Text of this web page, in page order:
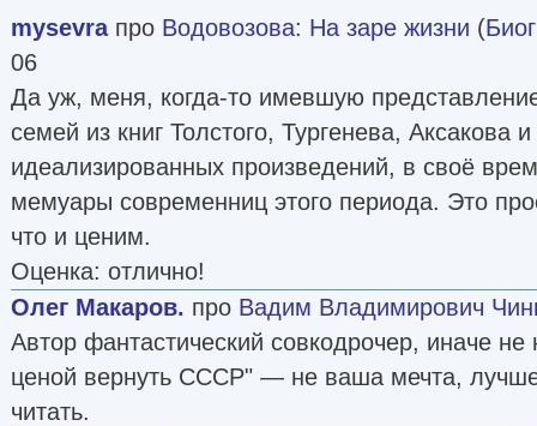
mysevraпро Водовозова: На заре жизни (
06
Да уж, меня, когда-то имевшую
семей из книг Толстого, Тургенева, Аксакова
идеализированных произведений, в своё
мемуары современниц этого периода. Это
что и ценим.
Оценка: отлично!
Олег Макаров. про Вадим Владимирович
Автор фантастический совкодрочер, иначе
ценой вернуть СССР" — не ваша мечта, лучше
читать.